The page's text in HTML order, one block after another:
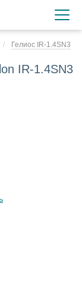
Гелиос IR-1.4SN3
IR-1.4SN3